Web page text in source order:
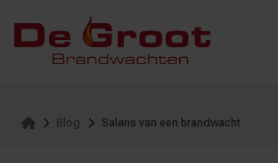
HomeBlog Salaris van een brandwacht